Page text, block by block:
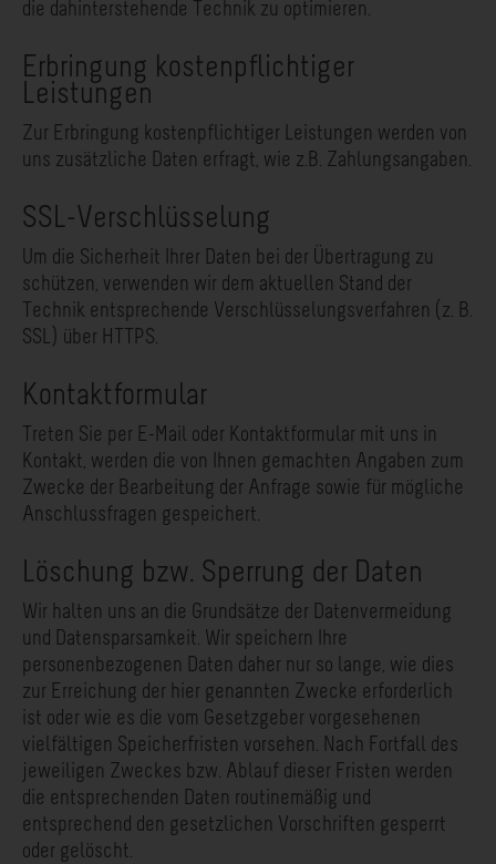
die dahinterstehende Technik zu optimieren.
Erbringung kostenpflichtiger
Leistungen
Zur Erbringung kostenpflichtiger Leistungen werden von
uns zusätzliche Daten erfragt, wie z.B. Zahlungsangaben.
SSL-Verschlüsselung
Um die Sicherheit Ihrer Daten bei der Übertragung zu
schützen, verwenden wir dem aktuellen Stand der
Technik entsprechende Verschlüsselungsverfahren (z. B.
SSL) über HTTPS.
Kontaktformular
Treten Sie per E-Mail oder Kontaktformular mit uns in
Kontakt, werden die von Ihnen gemachten Angaben zum
Zwecke der Bearbeitung der Anfrage sowie für mögliche
Anschlussfragen gespeichert.
Löschung bzw. Sperrung der Daten
Wir halten uns an die Grundsätze der Datenvermeidung
und Datensparsamkeit. Wir speichern Ihre
personenbezogenen Daten daher nur so lange, wie dies
zur Erreichung der hier genannten Zwecke erforderlich
ist oder wie es die vom Gesetzgeber vorgesehenen
vielfältigen Speicherfristen vorsehen. Nach Fortfall des
jeweiligen Zweckes bzw. Ablauf dieser Fristen werden
die entsprechenden Daten routinemäßig und
entsprechend den gesetzlichen Vorschriften gesperrt
oder gelöscht.